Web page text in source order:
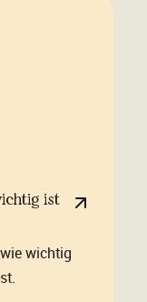
ist
wichtig